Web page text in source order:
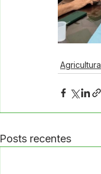
Agricultura
Posts recentes